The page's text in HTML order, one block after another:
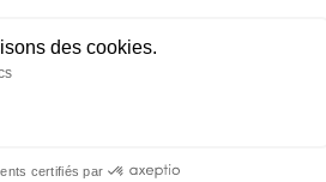
des cookies.
certifiés par